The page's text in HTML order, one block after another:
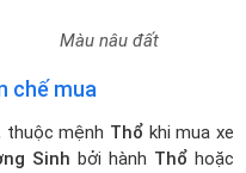
Màu nâu đất
chế mua
thuộc mệnh Thổ khi mua xe
Sinh bởi hành Thổ hoặc